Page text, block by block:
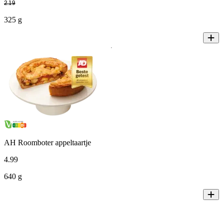
2.19
325 g
AH Roomboter appeltaartje
4.99
640 g